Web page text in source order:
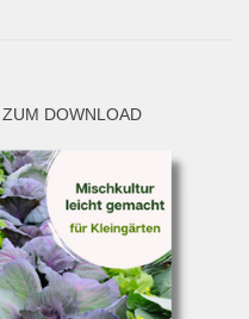
DOWNLOAD